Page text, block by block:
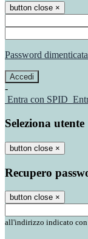
button close ×
Password
-
Entra con SPID
Seleziona utente
button close ×
Recupero
button close ×
all'indirizzo indicato con